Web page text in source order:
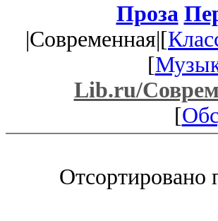
Проза
|Современная|[
[
Lib.ru/
[
Отсортировано